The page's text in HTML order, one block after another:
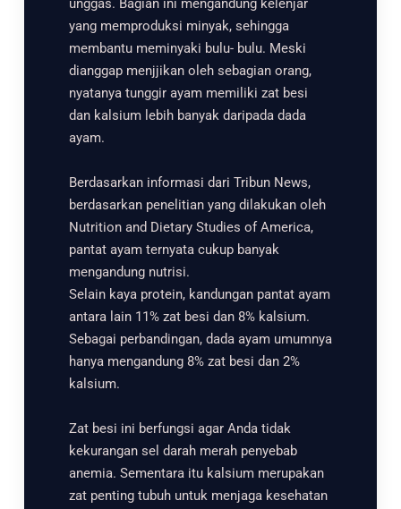
unggas. Bagian ini mengandung kelenjar
yang memproduksi minyak, sehingga
membantu meminyaki bulu- bulu. Meski
dianggap menjjikan oleh sebagian orang,
nyatanya tunggir ayam memiliki zat besi
dan kalsium lebih banyak daripada dada
ayam.
Berdasarkan informasi dari Tribun News,
berdasarkan penelitian yang dilakukan oleh
Nutrition and Dietary Studies of America,
pantat ayam ternyata cukup banyak
mengandung nutrisi.
Selain kaya protein, kandungan pantat ayam
antara lain 11% zat besi dan 8% kalsium.
Sebagai perbandingan, dada ayam umumnya
hanya mengandung 8% zat besi dan 2%
kalsium.
Zat besi ini berfungsi agar Anda tidak
kekurangan sel darah merah penyebab
anemia. Sementara itu kalsium merupakan
zat penting tubuh untuk menjaga kesehatan